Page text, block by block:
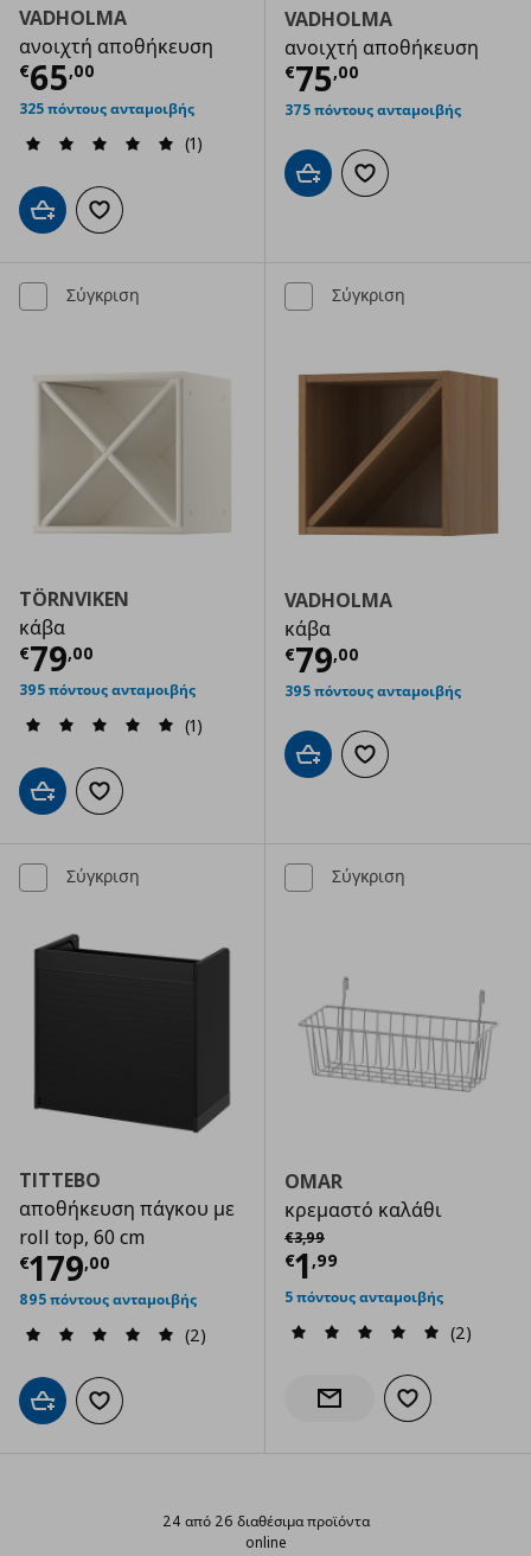
VADHOLMA
ανοιχτή αποθήκευση
€65,00
Τρέχουσα τιμή € 65,00
325 πόντους ανταμοιβής
(1)
Προσθήκη στο καλάθι
Προσθήκη στα αγαπημένα
VADHOLMA
ανοιχτή αποθήκευση
€75,00
Τρέχουσα
375 πόντους ανταμοιβής
Προσθήκη στο καλάθι
Προσθήκη στα
Σύγκριση
TÖRNVIKEN
κάβα
€79,00
Τρέχουσα τιμή € 79,00
395 πόντους ανταμοιβής
(1)
Προσθήκη στο καλάθι
Προσθήκη στα αγαπημένα
Σύγκριση
VADHOLMA
κάβα
€79,00
Τρέχουσα
395 πόντους ανταμοιβής
Προσθήκη στο καλάθι
Προσθήκη στα
Σύγκριση
TITTEBO
αποθήκευση πάγκου με
roll top, 60 cm
€179,00
Τρέχουσα τιμή € 179,00
895 πόντους ανταμοιβής
(2)
Προσθήκη στο καλάθι
Προσθήκη στα αγαπημένα
Σύγκριση
OMAR
κρεμαστό καλάθι
€3,99
Αρχική τιμή
€1 ,99
Τρέχουσα
5 πόντους ανταμοιβής
(2)
Ενημέρωση διαθεσιμότητας
Προσθήκη στα
24 από 26 διαθέσιμα προϊόντα
online